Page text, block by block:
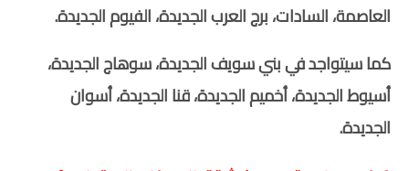
العاصمة، السادات، برج العرب الجديدة، الفيوم الجديدة.
كما سيتواجد في بني سويف الجديدة، سوهاج الجديدة،
أسيوط الجديدة، أخميم الجديدة، قنا الجديدة، أسوان
الجديدة.